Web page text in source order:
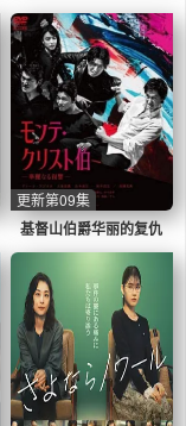
基督山伯爵华丽的复仇
更新第09集